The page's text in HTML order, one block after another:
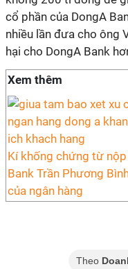
cổ phần của DongA
nhiều lần đưa cho ông
hại cho DongA Bank
Xem thêm
Kí khống chứng từ
Bank Trần Phương
của ngân hàng
Theo